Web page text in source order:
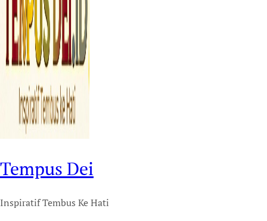
Tempus Dei
Inspiratif Tembus Ke Hati